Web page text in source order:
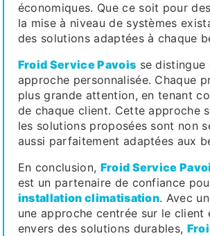
économiques. Que ce soit pour
la mise à niveau de systèmes
des solutions adaptées à chaque
Froid Service Pavois se distingue
approche personnalisée. Chaque
plus grande attention, en tenant
de chaque client. Cette approche
les solutions proposées sont non
aussi parfaitement adaptées aux
En conclusion, Froid Service
est un partenaire de confiance
installation climatisation. Avec
une approche centrée sur le client
envers des solutions durables,